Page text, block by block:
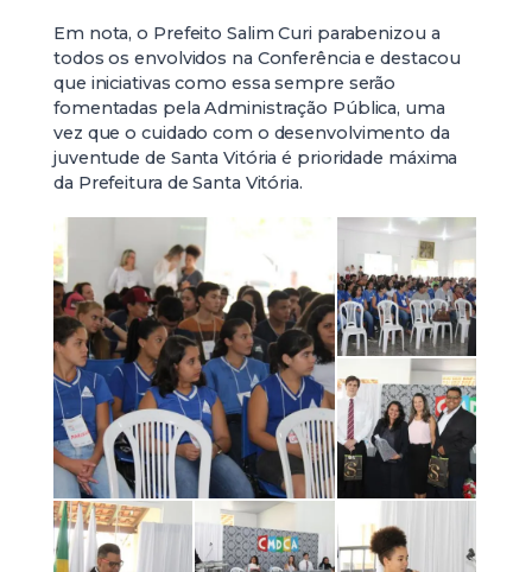
Em nota, o Prefeito Salim Curi parabenizou a
todos os envolvidos na Conferência e destacou
que iniciativas como essa sempre serão
fomentadas pela Administração Pública, uma
vez que o cuidado com o desenvolvimento da
juventude de Santa Vitória é prioridade máxima
da Prefeitura de Santa Vitória.